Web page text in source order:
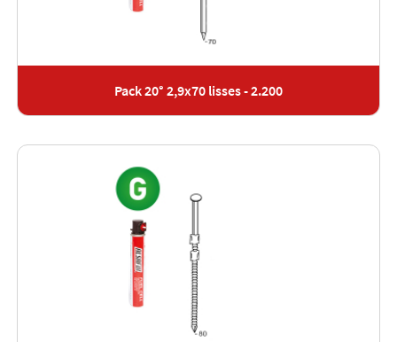
Pack 20° 2,9x70 lisses - 2.200